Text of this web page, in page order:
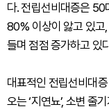
다. 전립선비대증은
80% 이상이 앓고 있고
들며 점점 증가하고 있
대표적인 전립선비대
오는 ‘지연뇨’, 소변 줄